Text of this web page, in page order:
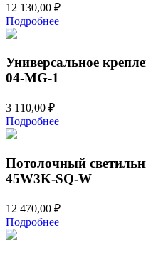
12 130,00 ₽
Подробнее
Универсальное
04-MG-1
3 110,00 ₽
Подробнее
Потолочный
45W3K-SQ-W
12 470,00 ₽
Подробнее